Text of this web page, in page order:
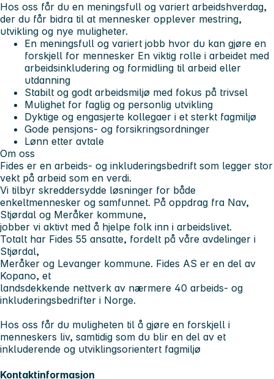
Hos oss får du en meningsfull og variert arbeidshverdag,
der du får bidra til at mennesker opplever mestring,
utvikling og nye muligheter.
En meningsfull og variert jobb hvor du kan gjøre en
forskjell for mennesker En viktig rolle i arbeidet med
arbeidsinkludering og formidling til arbeid eller
utdanning
Stabilt og godt arbeidsmiljø med fokus på trivsel
Mulighet for faglig og personlig utvikling
Dyktige og engasjerte kollegaer i et sterkt fagmiljø
Gode pensjons- og forsikringsordninger
Lønn etter avtale
Om oss
Fides er en arbeids- og inkluderingsbedrift som legger stor
vekt på arbeid som en verdi.
Vi tilbyr skreddersydde løsninger for både
enkeltmennesker og samfunnet. På oppdrag fra Nav,
Stjørdal og Meråker kommune,
jobber vi aktivt med å hjelpe folk inn i arbeidslivet.
Totalt har Fides 55 ansatte, fordelt på våre avdelinger i
Stjørdal,
Meråker og Levanger kommune. Fides AS er en del av
Kopano, et
landsdekkende nettverk av nærmere 40 arbeids- og
inkluderingsbedrifter i Norge.
Hos oss får du muligheten til å gjøre en forskjell i
menneskers liv, samtidig som du blir en del av et
inkluderende og utviklingsorientert fagmiljø
Kontaktinformasjon